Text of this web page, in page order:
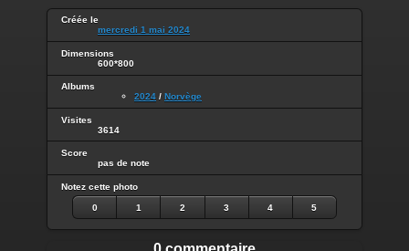
Créée le
mercredi 1 mai 2024
Dimensions
600*800
Albums
2024 / Norvège
Visites
3614
Score
pas de note
Notez cette photo
0 1 2 3 4 5